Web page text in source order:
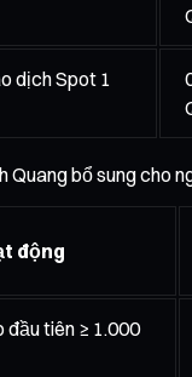
dịch Spot 1
Quang bổ sung cho
động
đầu tiên ≥ 1.000